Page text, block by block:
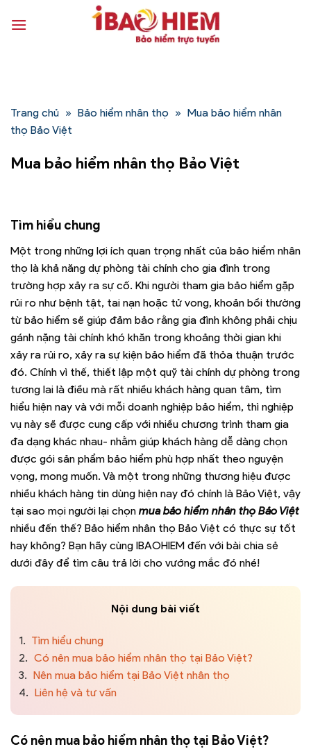
qua
Trang chủ » Bảo hiểm nhân thọ » Mua bảo hiểm nhân
thọ Bảo Việt
Mua bảo hiểm nhân thọ Bảo Việt
Tìm hiểu chung
Một trong những lợi ích quan trọng nhất của bảo hiểm nhân
thọ là khả năng dự phòng tài chính cho gia đình trong
trường hợp xảy ra sự cố. Khi người tham gia bảo hiểm gặp
rủi ro như bệnh tật, tai nạn hoặc tử vong, khoản bồi thường
từ bảo hiểm sẽ giúp đảm bảo rằng gia đình không phải chịu
gánh nặng tài chính khó khăn trong khoảng thời gian khi
xảy ra rủi ro, xảy ra sự kiện bảo hiểm đã thỏa thuận trước
đó. Chính vì thế, thiết lập một quỹ tài chính dự phòng trong
tương lai là điều mà rất nhiều khách hàng quan tâm, tìm
hiểu hiện nay và với mỗi doanh nghiệp bảo hiểm, thì nghiệp
vụ này sẽ được cung cấp với nhiều chương trình tham gia
đa dạng khác nhau- nhằm giúp khách hàng dễ dàng chọn
được gói sản phẩm bảo hiểm phù hợp nhất theo nguyện
vọng, mong muốn. Và một trong những thương hiệu được
nhiều khách hàng tin dùng hiện nay đó chính là Bảo Việt, vậy
tại sao mọi người lại chọn mua bảo hiểm nhân thọ Bảo Việt
nhiều đến thế? Bảo hiểm nhân thọ Bảo Việt có thực sự tốt
hay không? Bạn hãy cùng IBAOHIEM đến với bài chia sẻ
dưới đây để tìm câu trả lời cho vướng mắc đó nhé!
Nội dung bài viết
1. Tìm hiểu chung
2. Có nên mua bảo hiểm nhân thọ tại Bảo Việt?
3. Nên mua bảo hiểm tại Bảo Việt nhân thọ
4. Liên hệ và tư vấn
Có nên mua bảo hiểm nhân thọ tại Bảo Việt?